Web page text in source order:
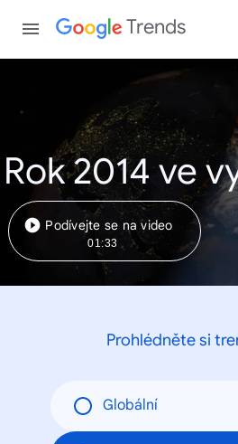
Trends
Rok 2014 ve
Podívejte se na video
01:33
Prohlédněte si
Globální